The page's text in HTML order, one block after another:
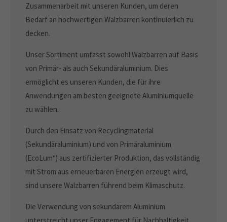
Zusammenarbeit mit unseren Kunden, um deren
Bedarf an hochwertigen Walzbarren kontinuierlich zu
decken.
Unser Sortiment umfasst sowohl Walzbarren auf Basis
von Primär- als auch Sekundäraluminium. Dies
ermöglicht es unseren Kunden, die für ihre
Anwendungen am besten geeignete Aluminiumquelle
zu wählen.
Durch den Einsatz von Recyclingmaterial
(Sekundäraluminium) und von Primäraluminium
(EcoLum*) aus zertifizierter Produktion, das vollständig
mit Strom aus erneuerbaren Energien erzeugt wird,
sind unsere Walzbarren führend beim Klimaschutz.
Die Verwendung von sekundärem Aluminium